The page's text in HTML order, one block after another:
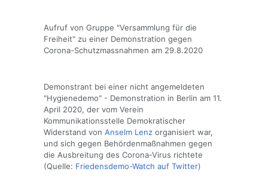
Aufruf von Gruppe "Versammlung für die
Freiheit" zu einer Demonstration gegen
Corona-Schutzmassnahmen am 29.8.2020
Demonstrant bei einer nicht angemeldeten
"Hygienedemo" - Demonstration in Berlin am 11.
April 2020, der vom Verein
Kommunikationsstelle Demokratischer
Widerstand von Anselm Lenz organisiert war,
und sich gegen Behördenmaßnahmen gegen
die Ausbreitung des Corona-Virus richtete
(Quelle: Friedensdemo-Watch auf Twitter)